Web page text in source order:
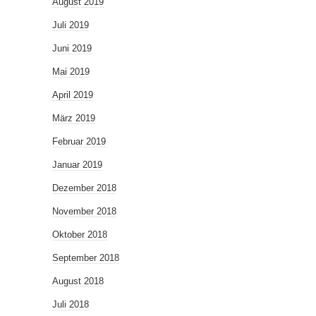
Juli 2019
Juni 2019
Mai 2019
April 2019
März 2019
Februar 2019
Januar 2019
Dezember 2018
November 2018
Oktober 2018
September 2018
August 2018
Juli 2018